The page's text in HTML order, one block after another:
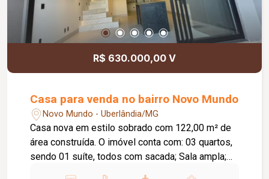
visibilidade, praticidade e excelente localização
para o seu negócio. Agende sua visita e conheça
o potencial deste imóvel para a sua empresa!
R$ 630.000,00 V
Casa para venda no bairro Novo Mundo
Novo Mundo - Uberlândia/MG
Casa nova em estilo sobrado com 122,00 m² de
área construída. O imóvel conta com: 03 quartos,
sendo 01 suíte, todos com sacada; Sala ampla;